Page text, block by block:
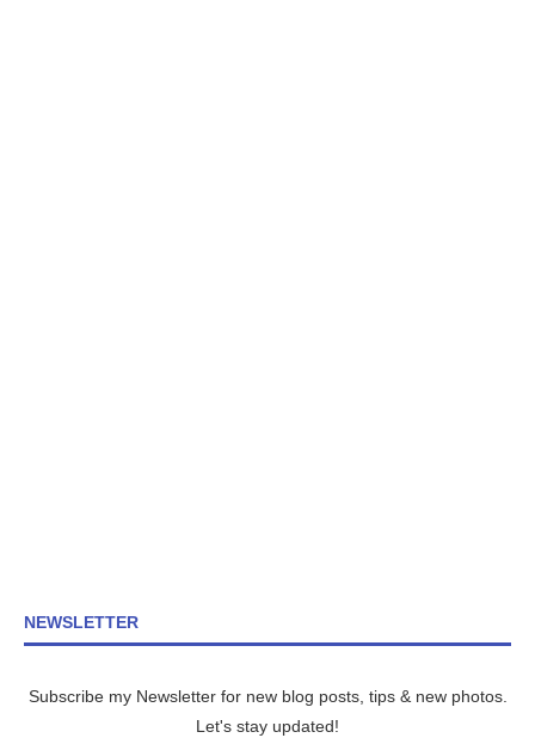
NEWSLETTER
Subscribe my Newsletter for new blog posts, tips & new photos.
Let's stay updated!